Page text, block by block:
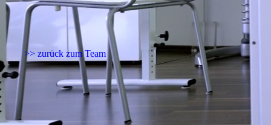
>> zurück zum Team